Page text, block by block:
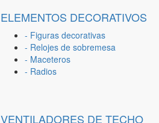
ELEMENTOS DECORATIVOS
- Figuras decorativas
- Relojes de sobremesa
- Maceteros
- Radios
VENTILADORES DE TECHO